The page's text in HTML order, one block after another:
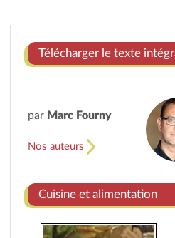
Télécharger le texte
par Marc Fourny
Nos auteurs
Cuisine et alimentation